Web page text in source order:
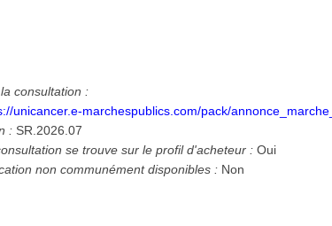
consultation :
unicancer.e-marchespublics.com/pack/
: SR.2026.07
se trouve sur le profil d'acheteur : Oui
non communément disponibles : Non